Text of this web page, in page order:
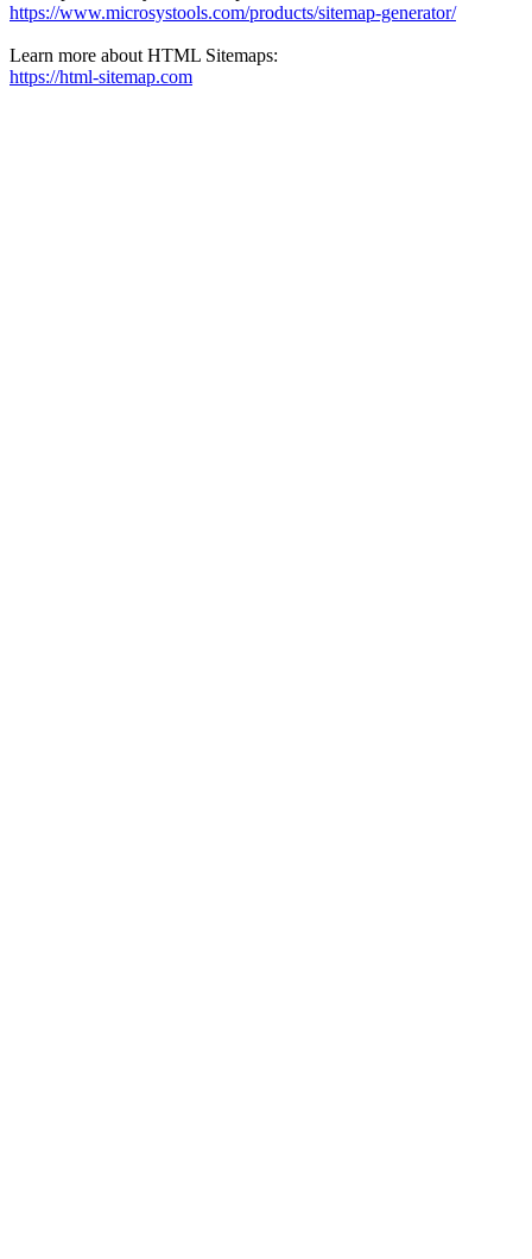
https://www.microsystools.com/products/sitemap-generator/
Learn more about HTML Sitemaps:
https://html-sitemap.com